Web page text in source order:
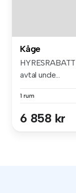
Kåge
avtal unde...
1 rum
6 858 kr